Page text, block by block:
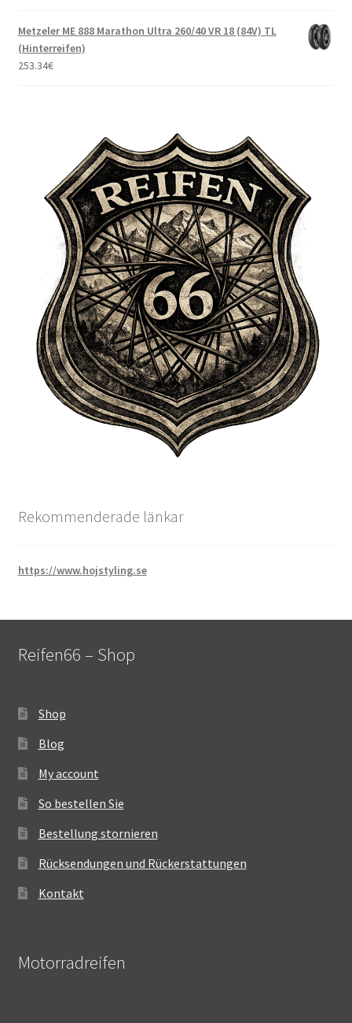
Metzeler ME 888 Marathon Ultra 260/40 VR 18 (84V) TL
(Hinterreifen)
253.34€
Rekommenderade länkar
https://www.hojstyling.se
Reifen66 – Shop
Shop
Blog
My account
So bestellen Sie
Bestellung stornieren
Rücksendungen und Rückerstattungen
Kontakt
Motorradreifen